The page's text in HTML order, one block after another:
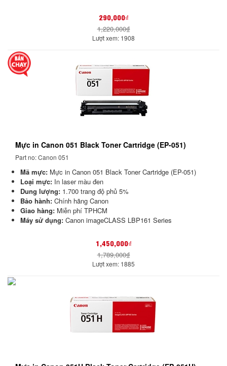
290,000₫
1,220,000₫
Lượt xem: 1908
Mực in Canon 051 Black Toner Cartridge (EP-051)
Part no: Canon 051
Mã mực: Mực in Canon 051 Black Toner Cartridge (EP-051)
Loại mực: In laser màu đen
Dung lượng: 1.700 trang độ phủ 5%
Bảo hành: Chính hãng Canon
Giao hàng: Miễn phí TPHCM
Máy sử dụng: Canon imageCLASS LBP161 Series
1,450,000₫
1,789,000₫
Lượt xem: 1885